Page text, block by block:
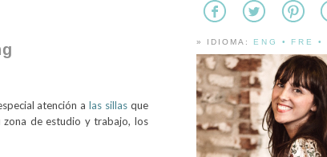
atención alas sillas que
zona de estudio y trabajo, los
» IDIOMA: ENG • FRE •